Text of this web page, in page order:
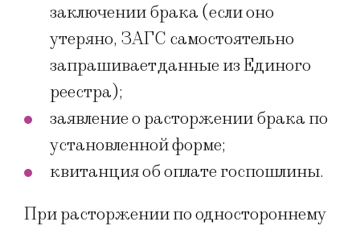
заключении брака (если оно
утеряно, ЗАГС самостоятельно
запрашивает данные из Единого
реестра);
заявление о расторжении брака по
установленной форме;
квитанция об оплате госпошлины.
При расторжении по одностороннему